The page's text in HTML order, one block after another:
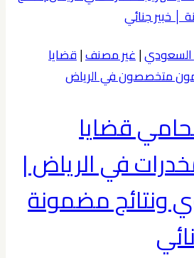
السعودي|غير مصنف|قضايا
متخصصون في الرياض
قضايا
في الرياض |
ونتائج مضمونة